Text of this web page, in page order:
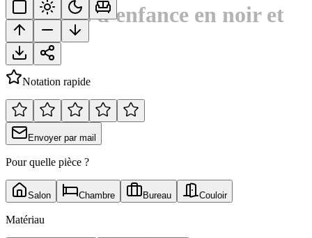
Portraits d'enfance en noir et
blanc
Notation rapide
Envoyer par mail
Pour quelle pièce ?
Salon Chambre Bureau Couloir
Matériau